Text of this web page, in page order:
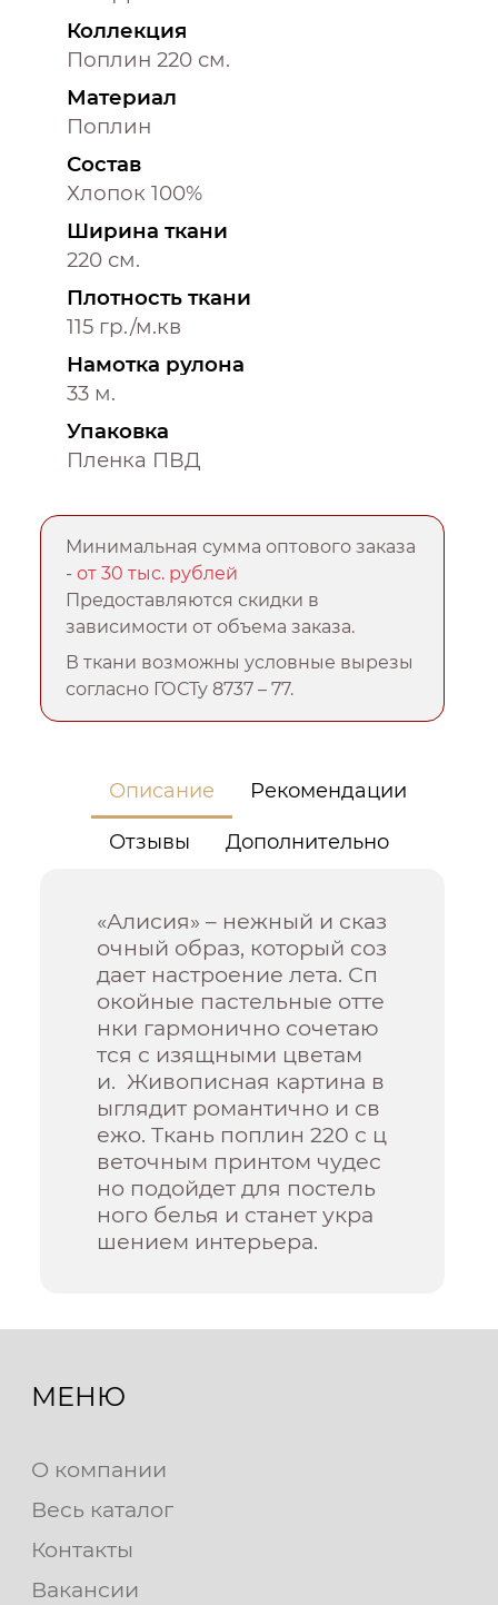
Коллекция
Поплин 220 см.
Материал
Поплин
Состав
Хлопок 100%
Ширина ткани
220 см.
Плотность ткани
115 гр./м.кв
Намотка рулона
33 м.
Упаковка
Пленка ПВД
Минимальная сумма оптового заказа
-от 30 тыс. рублей
Предоставляются скидки в
зависимости от объема заказа.
В ткани возможны условные вырезы
согласно ГОСТу 8737 – 77.
Описание Рекомендации
Отзывы Дополнительно
«Алисия» – нежный и сказ
очный образ, который соз
дает настроение лета. Сп
окойные пастельные отте
нки гармонично сочетаю
тся с изящными цветам
и. Живописная картина в
ыглядит романтично и св
ежо. Ткань поплин 220 с ц
веточным принтом чудес
но подойдет для постель
ного белья и станет укра
шением интерьера.
МЕНЮ
О компании
Весь каталог
Контакты
Вакансии